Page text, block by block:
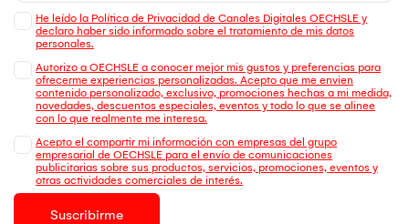
He leído la Política de Privacidad de Canales Digitales OECHSLE y
declaro haber sido informado sobre el tratamiento de mis datos
personales.
Autorizo a OECHSLE a conocer mejor mis gustos y preferencias para
ofrecerme experiencias personalizadas. Acepto que me envien
contenido personalizado, exclusivo, promociones hechas a mi medida,
novedades, descuentos especiales, eventos y todo lo que se alinee
con lo que realmente me interesa.
Acepto el compartir mi información con empresas del grupo
empresarial de OECHSLE para el envío de comunicaciones
publicitarias sobre sus productos, servicios, promociones, eventos y
otras actividades comerciales de interés.
Suscribirme